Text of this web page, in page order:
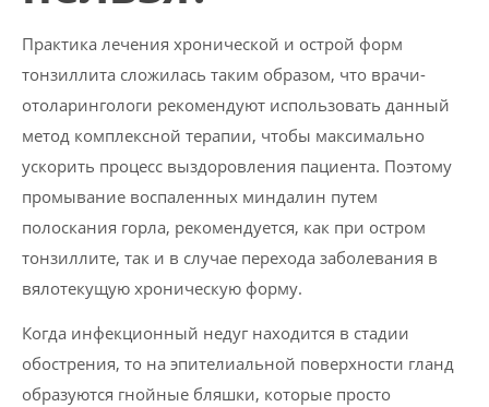
Практика лечения хронической и острой форм
тонзиллита сложилась таким образом, что врачи-
отоларингологи рекомендуют использовать данный
метод комплексной терапии, чтобы максимально
ускорить процесс выздоровления пациента. Поэтому
промывание воспаленных миндалин путем
полоскания горла, рекомендуется, как при остром
тонзиллите, так и в случае перехода заболевания в
вялотекущую хроническую форму.
Когда инфекционный недуг находится в стадии
обострения, то на эпителиальной поверхности гланд
образуются гнойные бляшки, которые просто